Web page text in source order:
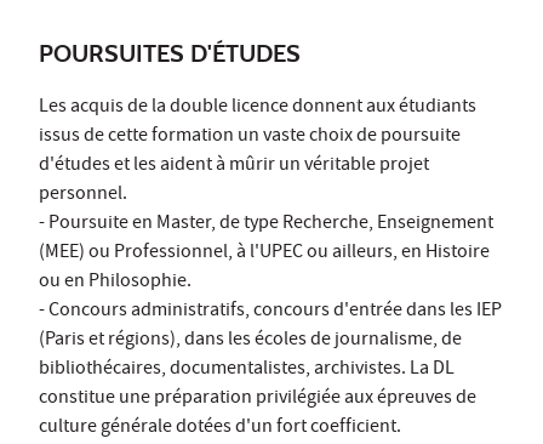
POURSUITES D'ÉTUDES
Les acquis de la double licence donnent aux étudiants
issus de cette formation un vaste choix de poursuite
d'études et les aident à mûrir un véritable projet
personnel.
- Poursuite en Master, de type Recherche, Enseignement
(MEE) ou Professionnel, à l'UPEC ou ailleurs, en Histoire
ou en Philosophie.
- Concours administratifs, concours d'entrée dans les IEP
(Paris et régions), dans les écoles de journalisme, de
bibliothécaires, documentalistes, archivistes. La DL
constitue une préparation privilégiée aux épreuves de
culture générale dotées d'un fort coefficient.